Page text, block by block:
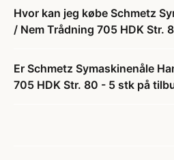
Hvor kan jeg købe Schmetz
/ Nem Trådning 705 HDK Str.
Er Schmetz Symaskinenåle
705 HDK Str. 80 - 5 stk på